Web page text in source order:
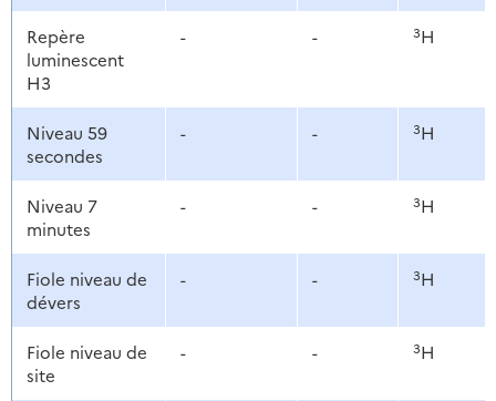
Repère
luminescent
H3
- - 3H
Niveau 59
secondes
- - 3H
Niveau 7
minutes
- - 3H
Fiole niveau de
dévers
- - 3H
Fiole niveau de
site
- - 3H